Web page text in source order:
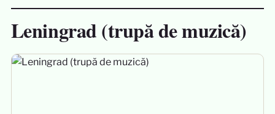
Leningrad (trupă de muzică)